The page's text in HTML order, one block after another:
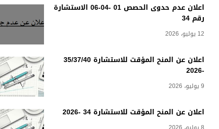
اعلان عدم حدوى الحصص 01 -04-06 الاستشارة
رقم 34
12 يوليو، 2026
اعلان عن المنح المؤقت للاستشارة 35/37/40
-2026
9 يوليو، 2026
اعلان عن المنح المؤقت للاستشارة 34 -2026